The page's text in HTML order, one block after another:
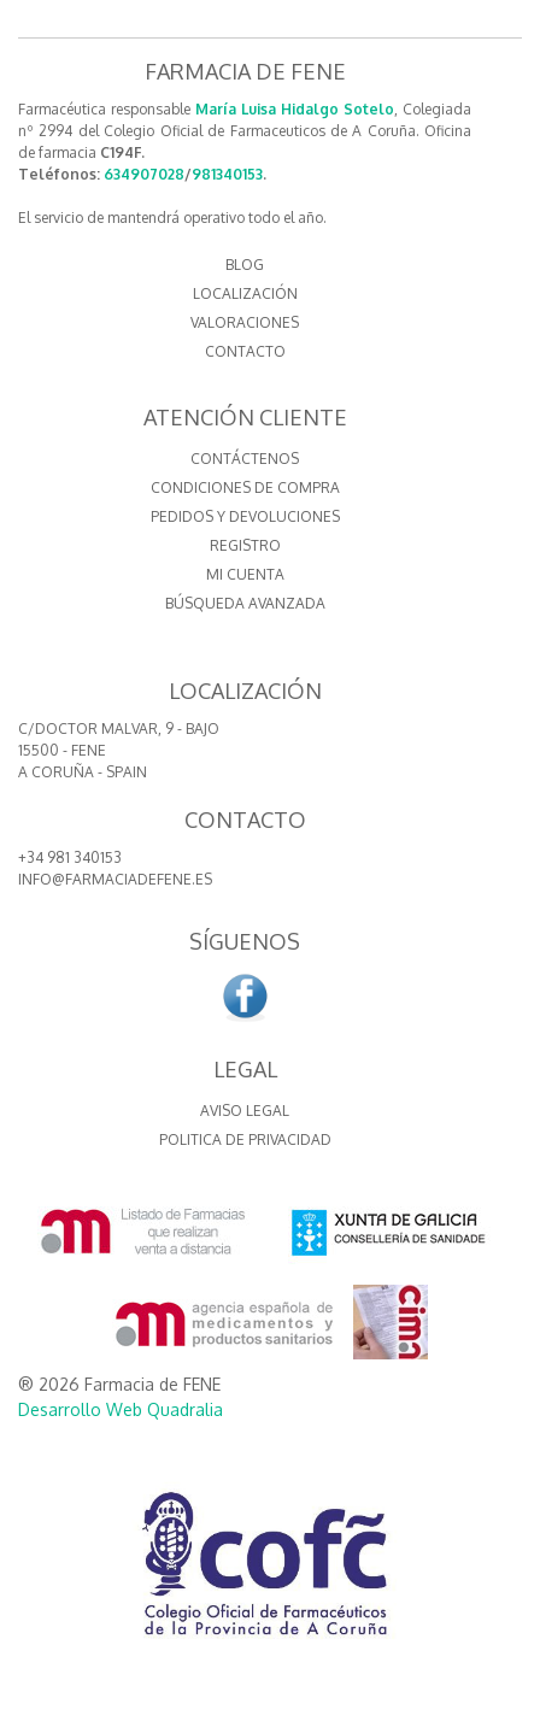
FARMACIA DE FENE
Farmacéutica responsable María Luisa Hidalgo Sotelo, Colegiada
nº 2994 del Colegio Oficial de Farmaceuticos de A Coruña. Oficina
de farmacia C194F.
Teléfonos: 634907028/981340153.
El servicio de mantendrá operativo todo el año.
BLOG
LOCALIZACIÓN
VALORACIONES
CONTACTO
ATENCIÓN CLIENTE
CONTÁCTENOS
CONDICIONES DE COMPRA
PEDIDOS Y DEVOLUCIONES
REGISTRO
MI CUENTA
BÚSQUEDA AVANZADA
LOCALIZACIÓN
C/DOCTOR MALVAR, 9 - BAJO
15500 - FENE
A CORUÑA - SPAIN
CONTACTO
+34 981 340153
INFO@FARMACIADEFENE.ES
SÍGUENOS
LEGAL
AVISO LEGAL
POLITICA DE PRIVACIDAD
® 2026 Farmacia de FENE
Desarrollo Web Quadralia